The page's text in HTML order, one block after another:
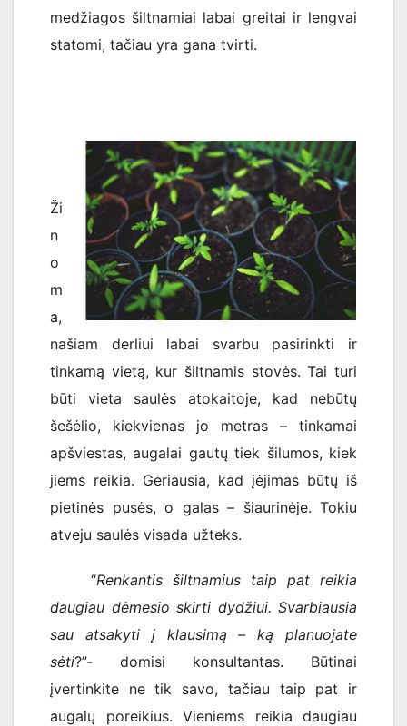
medžiagos šiltnamiai labai greitai ir lengvai
statomi, tačiau yra gana tvirti.
Ži
n
o
m
a,
našiam derliui labai svarbu pasirinkti ir
tinkamą vietą, kur šiltnamis stovės. Tai turi
būti vieta saulės atokaitoje, kad nebūtų
šešėlio, kiekvienas jo metras – tinkamai
apšviestas, augalai gautų tiek šilumos, kiek
jiems reikia. Geriausia, kad įėjimas būtų iš
pietinės pusės, o galas – šiaurinėje. Tokiu
atveju saulės visada užteks.
“Renkantis šiltnamius taip pat reikia
daugiau dėmesio skirti dydžiui. Svarbiausia
sau atsakyti į klausimą – ką planuojate
sėti?”- domisi konsultantas. Būtinai
įvertinkite ne tik savo, tačiau taip pat ir
augalų poreikius. Vieniems reikia daugiau